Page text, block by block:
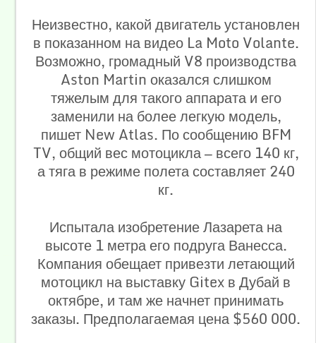
Неизвестно, какой двигатель установлен
в показанном на видео La Moto Volante.
Возможно, громадный V8 производства
Aston Martin оказался слишком
тяжелым для такого аппарата и его
заменили на более легкую модель,
пишет New Atlas. По сообщению BFM
TV, общий вес мотоцикла — всего 140 кг,
а тяга в режиме полета составляет 240
кг.
Испытала изобретение Лазарета на
высоте 1 метра его подруга Ванесса.
Компания обещает привезти летающий
мотоцикл на выставку Gitex в Дубай в
октябре, и там же начнет принимать
заказы. Предполагаемая цена $560 000.